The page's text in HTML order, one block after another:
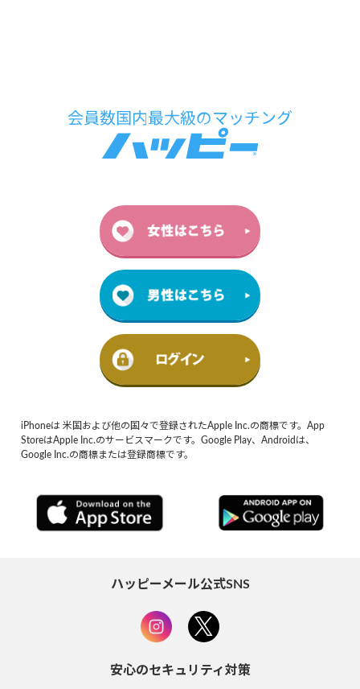
iPhoneは 米国および他の国々で登録されたApple Inc.の商標です。App
StoreはApple Inc.のサービスマークです。Google Play、Androidは、
Google Inc.の商標または登録商標です。
ハッピーメール公式SNS
安心のセキュリティ対策